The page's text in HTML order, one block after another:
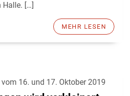
Halle. […]
MEHR LESEN
16. und 17. Oktober 2019